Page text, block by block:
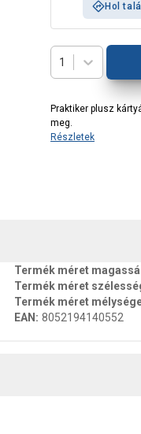
Hol
1
Praktiker plusz
meg.
Részletek
Termék méret
Termék méret
Termék méret
EAN : 8052194140552